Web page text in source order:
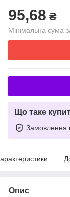
95,68 ₴
Мінімальна сума
Що таке
Замовлення
Опис